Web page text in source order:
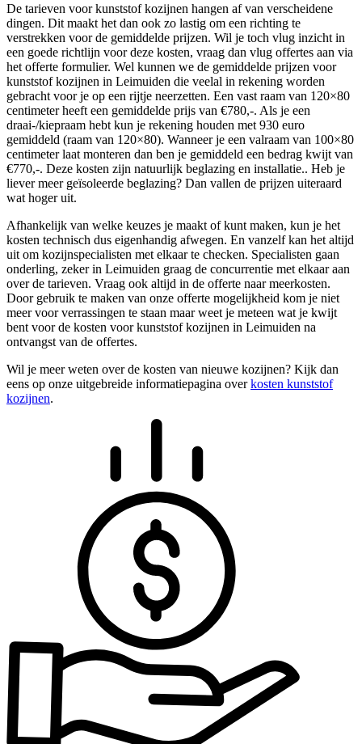
De tarieven voor kunststof kozijnen hangen af van verscheidene
dingen. Dit maakt het dan ook zo lastig om een richting te
verstrekken voor de gemiddelde prijzen. Wil je toch vlug inzicht in
een goede richtlijn voor deze kosten, vraag dan vlug offertes aan via
het offerte formulier. Wel kunnen we de gemiddelde prijzen voor
kunststof kozijnen in Leimuiden die veelal in rekening worden
gebracht voor je op een rijtje neerzetten. Een vast raam van 120×80
centimeter heeft een gemiddelde prijs van €780,-. Als je een
draai-/kiepraam hebt kun je rekening houden met 930 euro
gemiddeld (raam van 120×80). Wanneer je een valraam van 100×80
centimeter laat monteren dan ben je gemiddeld een bedrag kwijt van
€770,-. Deze kosten zijn natuurlijk beglazing en installatie.. Heb je
liever meer geïsoleerde beglazing? Dan vallen de prijzen uiteraard
wat hoger uit.
Afhankelijk van welke keuzes je maakt of kunt maken, kun je het
kosten technisch dus eigenhandig afwegen. En vanzelf kan het altijd
uit om kozijnspecialisten met elkaar te checken. Specialisten gaan
onderling, zeker in Leimuiden graag de concurrentie met elkaar aan
over de tarieven. Vraag ook altijd in de offerte naar meerkosten.
Door gebruik te maken van onze offerte mogelijkheid kom je niet
meer voor verrassingen te staan maar weet je meteen wat je kwijt
bent voor de kosten voor kunststof kozijnen in Leimuiden na
ontvangst van de offertes.
Wil je meer weten over de kosten van nieuwe kozijnen? Kijk dan
eens op onze uitgebreide informatiepagina overkosten kunststof
kozijnen.